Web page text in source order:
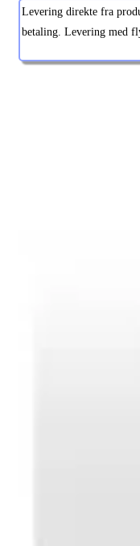
Levering direkte fra
betaling. Levering med